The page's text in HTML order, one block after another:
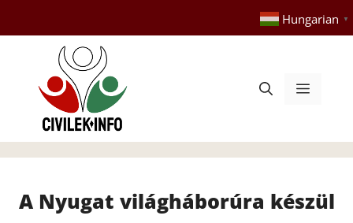
tartalomba
Hungarian ▼
Menü
A Nyugat világháborúra készül